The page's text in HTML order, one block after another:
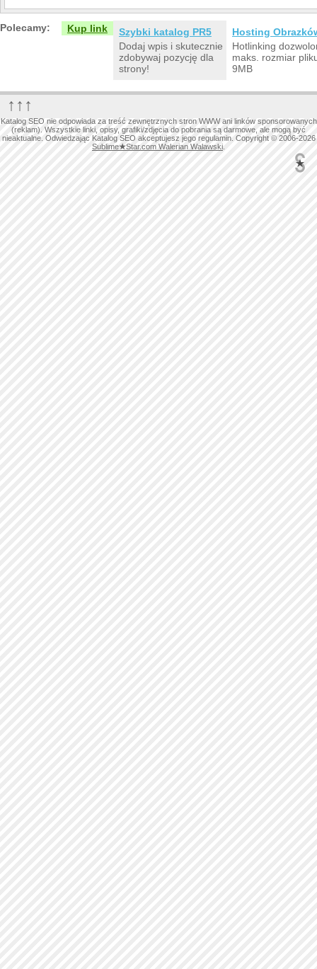
Polecamy: Kup link
Szybki katalog PR5
Dodaj wpis i skutecznie
zdobywaj pozycję dla
strony!
Hosting
Hotlinking
maks. rozmiar
9MB
↑↑↑
Katalog SEO nie odpowiada za treść zewnętrznych stron WWW ani linków sponsorowanych
(reklam). Wszystkie linki, opisy, grafiki/zdjęcia do pobrania są darmowe, ale mogą być
nieaktualne. Odwiedzając Katalog SEO akceptujesz jego regulamin. Copyright © 2006-2026
Sublime★Star.com Walerian Walawski